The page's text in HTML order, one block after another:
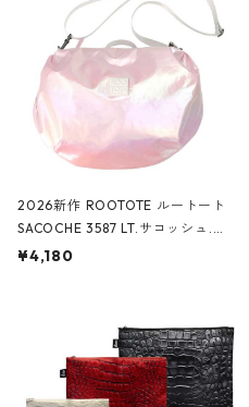
2026新作 ROOTOTE ルートート
SACOCHE 3587 LT.サコッシュ.ル
ミエ-B ショルダーバッグ グロスピ
¥4,180